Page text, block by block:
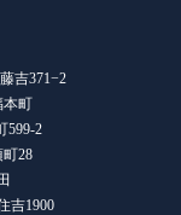
吉371−2
本町
599-2
28
吉1900